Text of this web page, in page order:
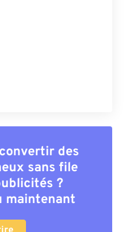
des
sans file
?
maintenant